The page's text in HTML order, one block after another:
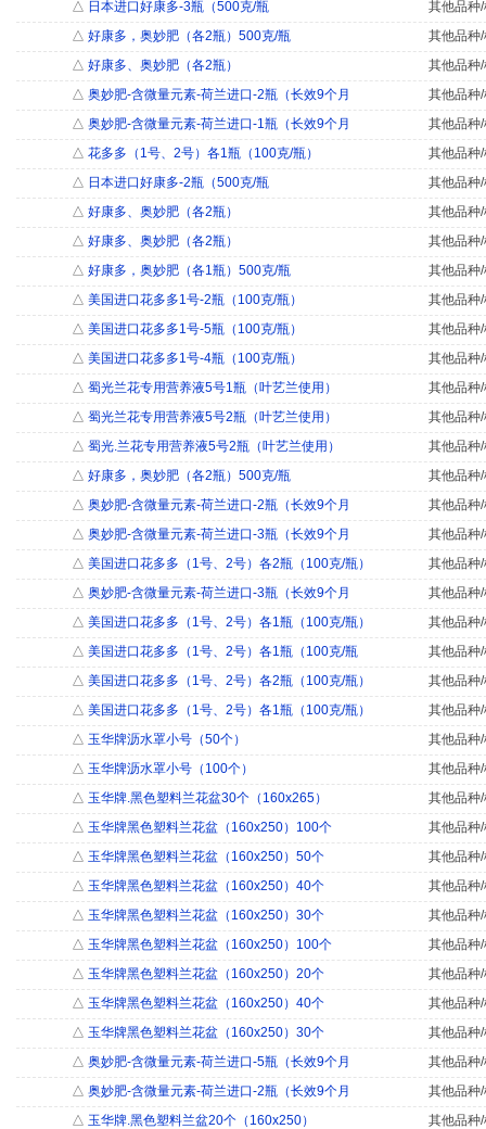
△ 日本进口好康多-3瓶（500克/瓶
其他品种
△ 好康多，奥妙肥（各2瓶）500克/瓶
其他品种
△ 好康多、奥妙肥（各2瓶）
其他品种
△ 奥妙肥-含微量元素-荷兰进口-2瓶（长效9个月
其他品种
△ 奥妙肥-含微量元素-荷兰进口-1瓶（长效9个月
其他品种
△ 花多多（1号、2号）各1瓶（100克/瓶）
其他品种
△ 日本进口好康多-2瓶（500克/瓶
其他品种
△ 好康多、奥妙肥（各2瓶）
其他品种
△ 好康多、奥妙肥（各2瓶）
其他品种
△ 好康多，奥妙肥（各1瓶）500克/瓶
其他品种
△ 美国进口花多多1号-2瓶（100克/瓶）
其他品种
△ 美国进口花多多1号-5瓶（100克/瓶）
其他品种
△ 美国进口花多多1号-4瓶（100克/瓶）
其他品种
△ 蜀光兰花专用营养液5号1瓶（叶艺兰使用）
其他品种
△ 蜀光兰花专用营养液5号2瓶（叶艺兰使用）
其他品种
△ 蜀光.兰花专用营养液5号2瓶（叶艺兰使用）
其他品种
△ 好康多，奥妙肥（各2瓶）500克/瓶
其他品种
△ 奥妙肥-含微量元素-荷兰进口-2瓶（长效9个月
其他品种
△ 奥妙肥-含微量元素-荷兰进口-3瓶（长效9个月
其他品种
△ 美国进口花多多（1号、2号）各2瓶（100克/瓶）
其他品种
△ 奥妙肥-含微量元素-荷兰进口-3瓶（长效9个月
其他品种
△ 美国进口花多多（1号、2号）各1瓶（100克/瓶）
其他品种
△ 美国进口花多多（1号、2号）各1瓶（100克/瓶
其他品种
△ 美国进口花多多（1号、2号）各2瓶（100克/瓶）
其他品种
△ 美国进口花多多（1号、2号）各1瓶（100克/瓶）
其他品种
△ 玉华牌沥水罩小号（50个）
其他品种
△ 玉华牌沥水罩小号（100个）
其他品种
△ 玉华牌.黑色塑料兰花盆30个（160x265）
其他品种
△ 玉华牌黑色塑料兰花盆（160x250）100个
其他品种
△ 玉华牌黑色塑料兰花盆（160x250）50个
其他品种
△ 玉华牌黑色塑料兰花盆（160x250）40个
其他品种
△ 玉华牌黑色塑料兰花盆（160x250）30个
其他品种
△ 玉华牌黑色塑料兰花盆（160x250）100个
其他品种
△ 玉华牌黑色塑料兰花盆（160x250）20个
其他品种
△ 玉华牌黑色塑料兰花盆（160x250）40个
其他品种
△ 玉华牌黑色塑料兰花盆（160x250）30个
其他品种
△ 奥妙肥-含微量元素-荷兰进口-5瓶（长效9个月
其他品种
△ 奥妙肥-含微量元素-荷兰进口-2瓶（长效9个月
其他品种
△ 玉华牌.黑色塑料兰盆20个（160x250）
其他品种